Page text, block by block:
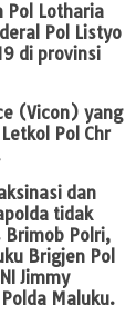
Pol Lotharia
Pol Listyo
di provinsi
(Vicon) yang
Pol Chr
dan
tidak
Brimob Polri,
Brigjen Pol
Jimmy
Maluku.